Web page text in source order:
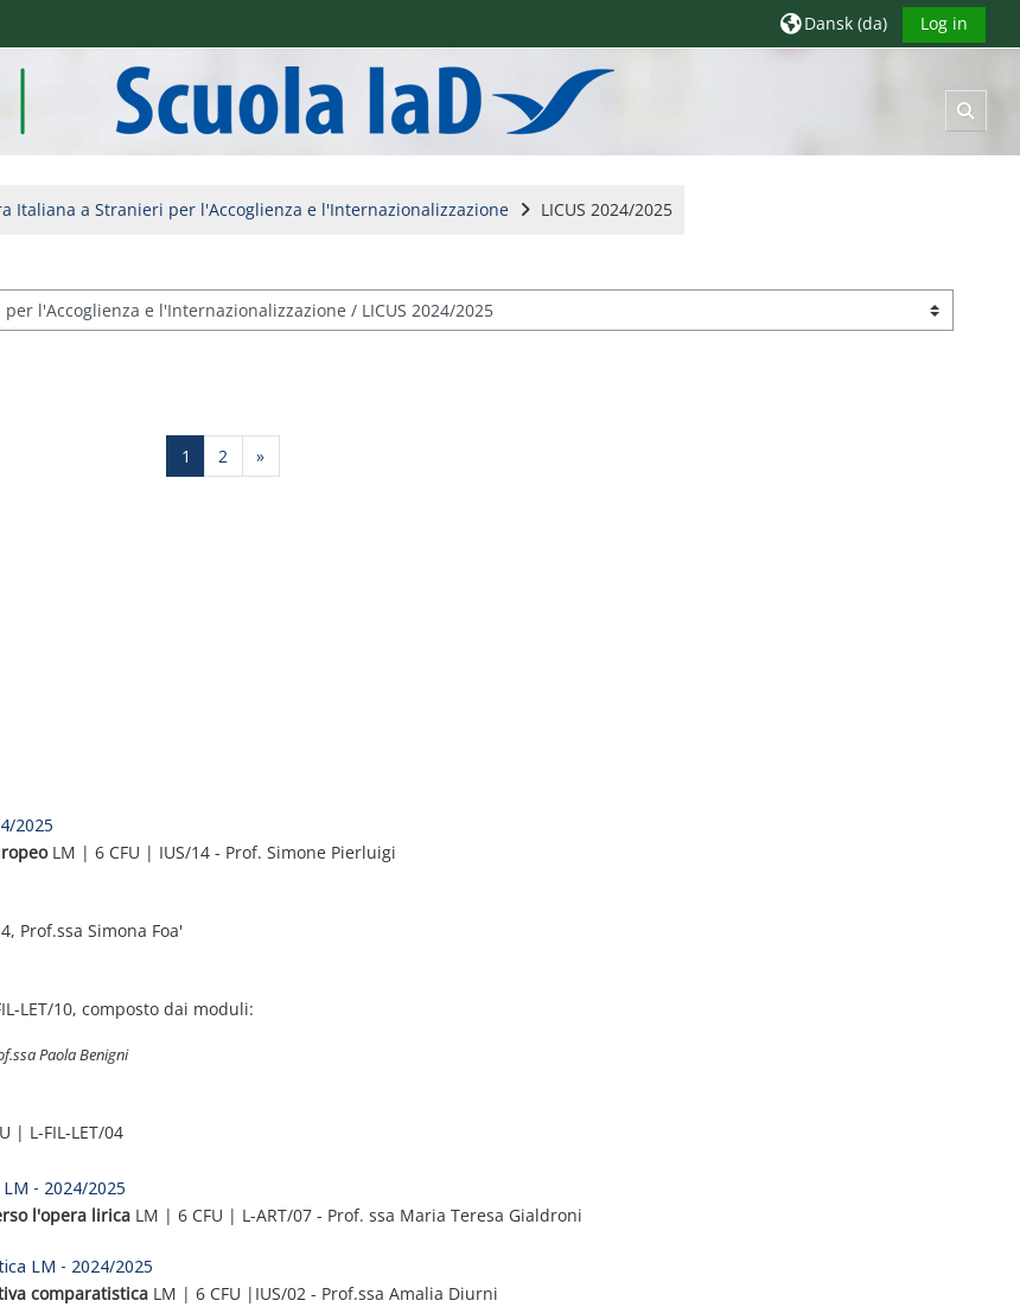
Dansk ‎(da)‎ Log in
Italiana a Stranieri per l'Accoglienza e l'Internazionalizzazione LICUS 2024/2025
1 Side 1
2 Side 2
»Næste side
2025
LM | 6 CFU | IUS/14 - Prof. Simone Pierluigi
Prof.ssa Simona Foa'
LET/10, composto dai moduli:
Paola Benigni
| L-FIL-LET/04
- 2024/2025
l'opera lirica LM | 6 CFU | L-ART/07 - Prof. ssa Maria Teresa Gialdroni
LM - 2024/2025
comparatistica LM | 6 CFU |IUS/02 - Prof.ssa Amalia Diurni